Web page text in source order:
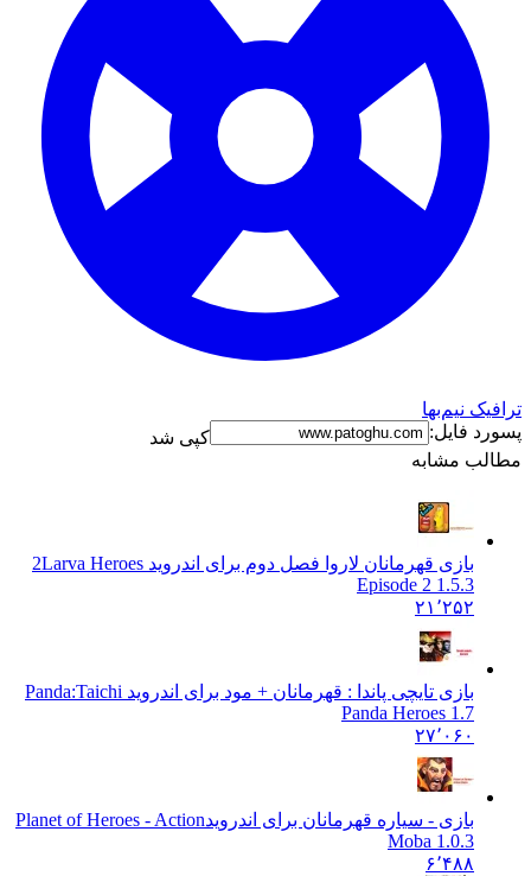
ترافیک نیم‌بها
پسورد فایل:
کپی شد
مطالب مشابه
بازی قهرمانان لاروا فصل دوم برای اندروید 2 Larva Heroes
Episode 2 1.5.3
۲۱٬۲۵۲
بازی تایچی پاندا : قهرمانان + مود برای اندروید Panda: Taichi
Panda Heroes 1.7
۲۷٬۰۶۰
بازی - سیاره قهرمانان برای اندرویدPlanet of Heroes - Action
Moba 1.0.3
۶٬۴۸۸